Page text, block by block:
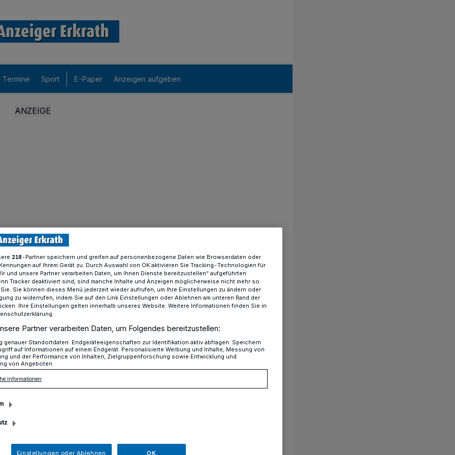
Termine Sport E-Paper Anzeigen aufgeben
Weitere Brände in Hochdahl
in Hochdahl
Mettmann bereits mehrfach
Tagen in Hochdahl zu einer
dem aktuellen Stand der
wurden. Auch am gestrigen
wurden Feuerwehr und Polizei wieder
gerufen.
218-Partner speichern und greifen auf personenbezogene Daten wie Browserdaten oder
auf Ihrem Gerät zu. Durch Auswahl von OK aktivieren Sie Tracking-Technologien für
und unsere Partner verarbeiten Daten, um Ihnen Dienste bereitzustellen“ aufgeführten
Tracker deaktiviert sind, sind manche Inhalte und Anzeigen möglicherweise nicht mehr so
Sie können dieses Menü jederzeit wieder aufrufen, um Ihre Einstellungen zu ändern oder
zu widerrufen, indem Sie auf den Link Einstellungen oder Ablehnen am unteren Rand der
Ihre Einstellungen gelten innerhalb unseres Website. Weitere Informationen finden Sie in
Partner verarbeiten Daten, um Folgendes bereitzustellen:
genauer Standortdaten. Endgeräteeigenschaften zur Identifikation aktiv abfragen. Speichern
auf Informationen auf einem Endgerät. Personalisierte Werbung und Inhalte, Messung von
und der Performance von Inhalten, Zielgruppenforschung sowie Entwicklung und
von Angeboten.
Informationen
Einstellungen oder Ablehnen OK